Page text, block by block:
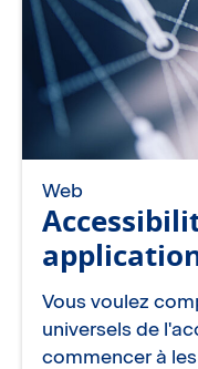
Web
Vous voulez
universels de
commencer à